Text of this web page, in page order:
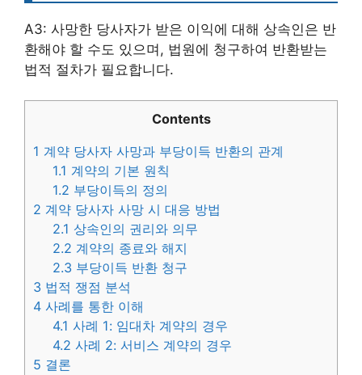
A3: 사망한 당사자가 받은 이익에 대해 상속인은 반
환해야 할 수도 있으며, 법원에 청구하여 반환받는
법적 절차가 필요합니다.
Contents
1 계약 당사자 사망과 부당이득 반환의 관계
1.1 계약의 기본 원칙
1.2 부당이득의 정의
2 계약 당사자 사망 시 대응 방법
2.1 상속인의 권리와 의무
2.2 계약의 종료와 해지
2.3 부당이득 반환 청구
3 법적 쟁점 분석
4 사례를 통한 이해
4.1 사례 1: 임대차 계약의 경우
4.2 사례 2: 서비스 계약의 경우
5 결론